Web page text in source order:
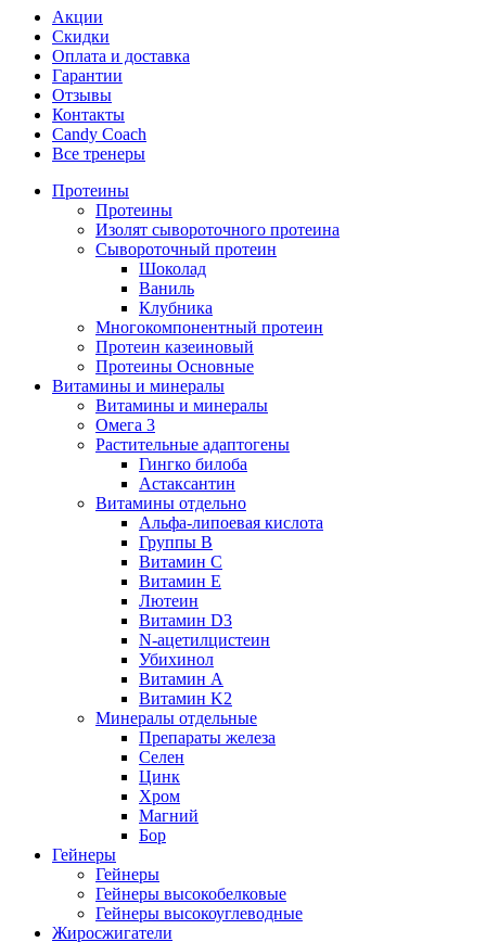
Акции
Скидки
Оплата и доставка
Гарантии
Отзывы
Контакты
Candy Coach
Все тренеры
Протеины
Протеины
Изолят сывороточного протеина
Сывороточный протеин
Шоколад
Ваниль
Клубника
Многокомпонентный протеин
Протеин казеиновый
Протеины Основные
Витамины и минералы
Витамины и минералы
Омега 3
Растительные адаптогены
Гингко билоба
Астаксантин
Витамины отдельно
Альфа-липоевая кислота
Группы B
Витамин С
Витамин Е
Лютеин
Витамин D3
N-ацетилцистеин
Убихинол
Витамин А
Витамин K2
Минералы отдельные
Препараты железа
Селен
Цинк
Хром
Магний
Бор
Гейнеры
Гейнеры
Гейнеры высокобелковые
Гейнеры высокоуглеводные
Жиросжигатели